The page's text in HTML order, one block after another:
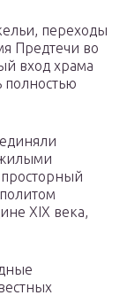
переходы
Предтечи во
вход храма
полностью
XIX века,